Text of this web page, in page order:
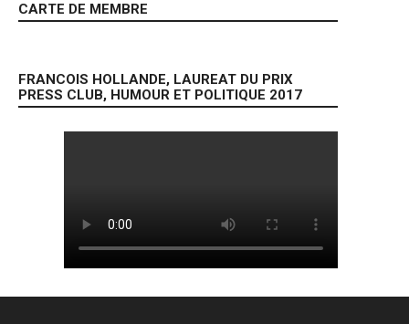
CARTE DE MEMBRE
FRANCOIS HOLLANDE, LAUREAT DU PRIX
PRESS CLUB, HUMOUR ET POLITIQUE 2017